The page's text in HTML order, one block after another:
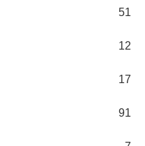
51
12
17
91